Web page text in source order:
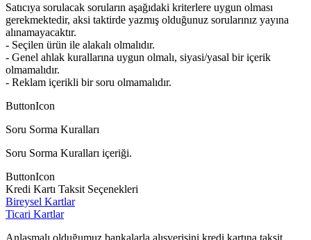
Satıcıya sorulacak soruların aşağıdaki kriterlere uygun olması
gerekmektedir, aksi taktirde yazmış olduğunuz sorularınız yayına
alınamayacaktır.
- Seçilen ürün ile alakalı olmalıdır.
- Genel ahlak kurallarına uygun olmalı, siyasi/yasal bir içerik
olmamalıdır.
- Reklam içerikli bir soru olmamalıdır.
ButtonIcon
Soru Sorma Kuralları
Soru Sorma Kuralları içeriği.
ButtonIcon
Kredi Kartı Taksit Seçenekleri
Bireysel Kartlar
Ticari Kartlar
Anlaşmalı olduğumuz bankalarla alışverişini kredi kartına taksit